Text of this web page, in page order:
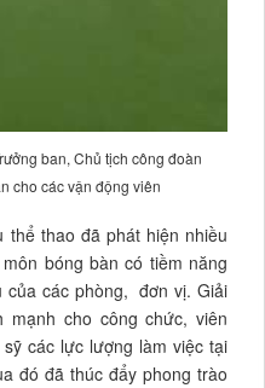
ban, Chủ tịch công đoàn
cho các vận động viên
thao đã phát hiện nhiều
bóng bàn có tiềm năng
của các phòng, đơn vị. Giải
cho công chức, viên
các lực lượng làm việc tại
đó đã thúc đẩy phong trào